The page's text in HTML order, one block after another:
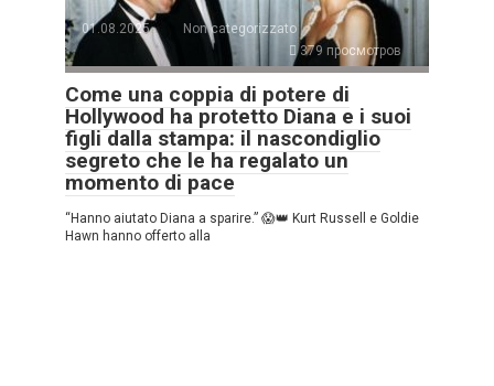
01.08.2025
Non categorizzato
379 просмотров
Come una coppia di potere di
Hollywood ha protetto Diana e i suoi
figli dalla stampa: il nascondiglio
segreto che le ha regalato un
momento di pace
“Hanno aiutato Diana a sparire.” 😱👑 Kurt Russell e Goldie
Hawn hanno offerto alla